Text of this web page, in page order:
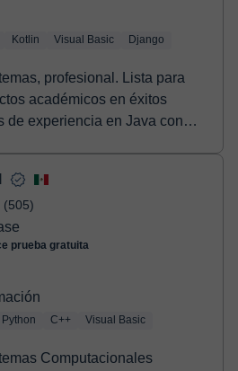
Kotlin Visual Basic Django
profesional. Lista para
académicos en éxitos
de experiencia en Java con
(505)
prueba gratuita
Python C++ Visual Basic
Computacionales